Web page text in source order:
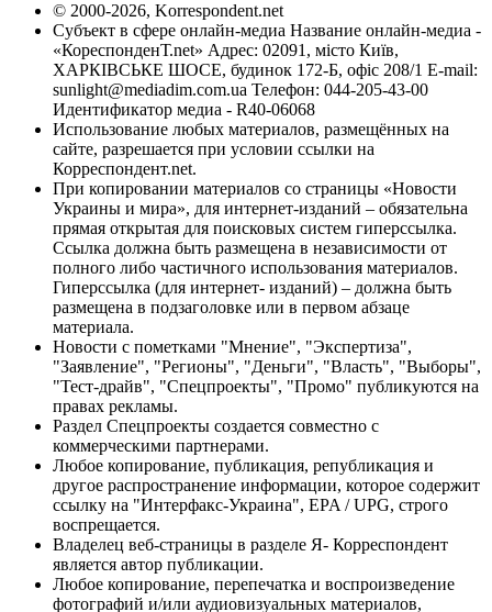
© 2000-2026, Korrespondent.net
Субъект в сфере онлайн-медиа Название онлайн-медиа -
«КореспонденТ.net» Адрес: 02091, місто Київ,
ХАРКІВСЬКЕ ШОСЕ, будинок 172-Б, офіс 208/1 E-mail:
sunlight@mediadim.com.ua Телефон: 044-205-43-00
Идентификатор медиа - R40-06068
Использование любых материалов, размещённых на
сайте, разрешается при условии ссылки на
Корреспондент.net.
При копировании материалов со страницы «Новости
Украины и мира», для интернет-изданий – обязательна
прямая открытая для поисковых систем гиперссылка.
Ссылка должна быть размещена в независимости от
полного либо частичного использования материалов.
Гиперссылка (для интернет- изданий) – должна быть
размещена в подзаголовке или в первом абзаце
материала.
Новости с пометками "Мнение", "Экспертиза",
"Заявление", "Регионы", "Деньги", "Власть", "Выборы",
"Тест-драйв", "Спецпроекты", "Промо" публикуются на
правах рекламы.
Раздел Спецпроекты создается совместно с
коммерческими партнерами.
Любое копирование, публикация, републикация и
другое распространение информации, которое содержит
ссылку на "Интерфакс-Украина", EPA / UPG, строго
воспрещается.
Владелец веб-страницы в разделе Я- Корреспондент
является автор публикации.
Любое копирование, перепечатка и воспроизведение
фотографий и/или аудиовизуальных материалов,